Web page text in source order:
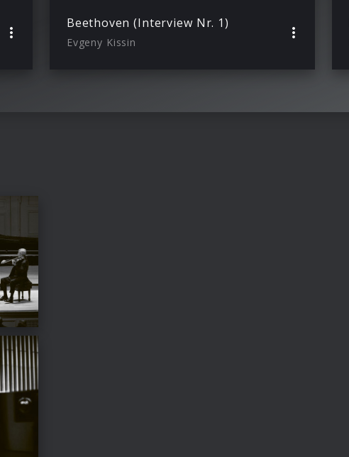
Beethoven (Interview Nr. 1)
Evgeny Kissin